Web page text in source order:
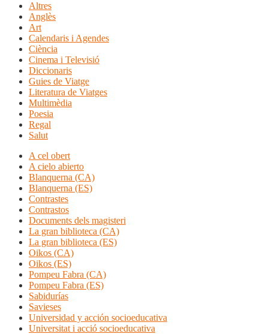
Altres
Anglès
Art
Calendaris i Agendes
Ciència
Cinema i Televisió
Diccionaris
Guies de Viatge
Literatura de Viatges
Multimèdia
Poesia
Regal
Salut
A cel obert
A cielo abierto
Blanquerna (CA)
Blanquerna (ES)
Contrastes
Contrastos
Documents dels magisteri
La gran biblioteca (CA)
La gran biblioteca (ES)
Oikos (CA)
Oikos (ES)
Pompeu Fabra (CA)
Pompeu Fabra (ES)
Sabidurías
Savieses
Universidad y acción socioeducativa
Universitat i acció socioeducativa